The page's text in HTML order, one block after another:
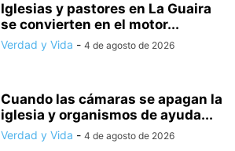
Iglesias y pastores en La Guaira
se convierten en el motor...
Verdad y Vida - 4 de agosto de 2026
Cuando las cámaras se apagan la
iglesia y organismos de ayuda...
Verdad y Vida - 4 de agosto de 2026